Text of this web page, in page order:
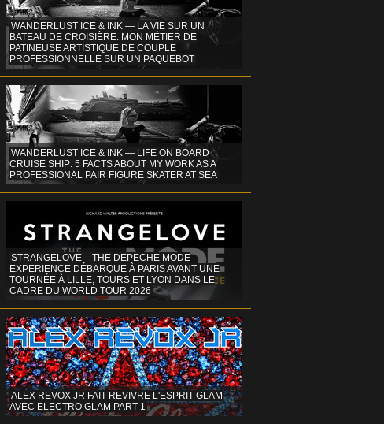
WANDERLUST ICE & INK — LA VIE SUR UN
BATEAU DE CROISIÈRE: MON MÉTIER DE
PATINEUSE ARTISTIQUE DE COUPLE
PROFESSIONNELLE SUR UN PAQUEBOT
WANDERLUST ICE & INK — LIFE ON BOARD
CRUISE SHIP: 5 FACTS ABOUT MY WORK AS A
PROFESSIONAL PAIR FIGURE SKATER AT SEA
STRANGELOVE – THE DEPECHE MODE
EXPERIENCE DÉBARQUE À PARIS AVANT UNE
TOURNÉE À LILLE, TOURS ET LYON DANS LE
CADRE DU WORLD TOUR 2026
ALEX REVOX JR FAIT REVIVRE L'ESPRIT GLAM
AVEC ELECTRO GLAM PART 1